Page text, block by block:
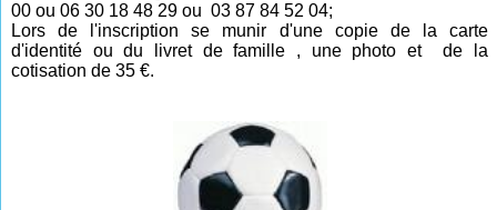
00 ou 06 30 18 48 29 ou 03 87 84 52 04;
Lors de l'inscription se munir d'une copie de la carte
d'identité ou du livret de famille , une photo et de la
cotisation de 35 €.